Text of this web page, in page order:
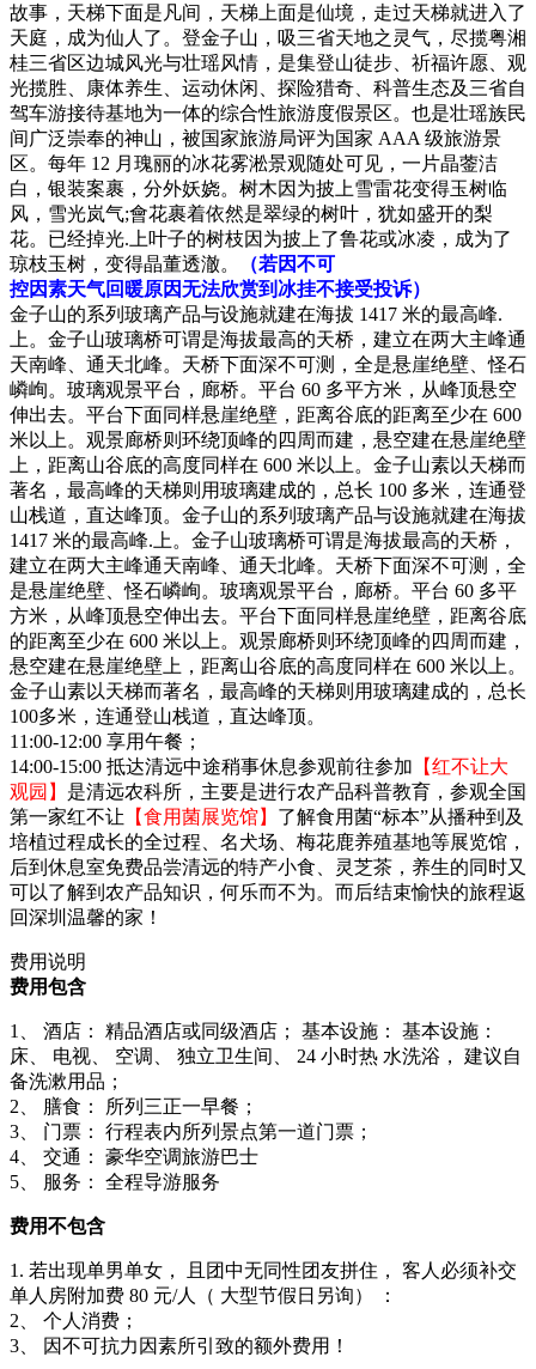
故事，天梯下面是凡间，天梯上面是仙境，走过天梯就进入了
天庭，成为仙人了。登金子山，吸三省天地之灵气，尽揽粤湘
桂三省区边城风光与壮瑶风情，是集登山徒步、祈福许愿、观
光揽胜、康体养生、运动休闲、探险猎奇、科普生态及三省自
驾车游接待基地为一体的综合性旅游度假景区。也是壮瑶族民
间广泛崇奉的神山，被国家旅游局评为国家 AAA 级旅游景
区。每年 12 月瑰丽的冰花雾淞景观随处可见，一片晶蓥洁
白，银装案裹，分外妖娆。树木因为披上雪雷花变得玉树临
风，雪光岚气;會花裹着依然是翠绿的树叶，犹如盛开的梨
花。已经掉光.上叶子的树枝因为披上了鲁花或冰凌，成为了
琼枝玉树，变得晶董透澈。
（若因不可
控因素天气回暖原因无法欣赏到冰挂不接受投诉）
金子山的系列玻璃产品与设施就建在海拔 1417 米的最高峰.
上。金子山玻璃桥可谓是海拔最高的天桥，建立在两大主峰通
天南峰、通天北峰。天桥下面深不可测，全是悬崖绝壁、怪石
嶙峋。玻璃观景平台，廊桥。平台 60 多平方米，从峰顶悬空
伸出去。平台下面同样悬崖绝壁，距离谷底的距离至少在 600
米以上。观景廊桥则环绕顶峰的四周而建，悬空建在悬崖绝壁
上，距离山谷底的高度同样在 600 米以上。金子山素以天梯而
著名，最高峰的天梯则用玻璃建成的，总长 100 多米，连通登
山栈道，直达峰顶。金子山的系列玻璃产品与设施就建在海拔
1417 米的最高峰.上。金子山玻璃桥可谓是海拔最高的天桥，
建立在两大主峰通天南峰、通天北峰。天桥下面深不可测，全
是悬崖绝壁、怪石嶙峋。玻璃观景平台，廊桥。平台 60 多平
方米，从峰顶悬空伸出去。平台下面同样悬崖绝壁，距离谷底
的距离至少在 600 米以上。观景廊桥则环绕顶峰的四周而建，
悬空建在悬崖绝壁上，距离山谷底的高度同样在 600 米以上。
金子山素以天梯而著名，最高峰的天梯则用玻璃建成的，总长
100多米，连通登山栈道，直达峰顶。
11:00-12:00 享用午餐；
14:00-15:00 抵达清远中途稍事休息参观前往参加 【红不让大
观园】 是清远农科所，主要是进行农产品科普教育，参观全国
第一家红不让 【食用菌展览馆】 了解食用菌“标本”从播种到及
培植过程成长的全过程、名犬场、梅花鹿养殖基地等展览馆，
后到休息室免费品尝清远的特产小食、灵芝茶，养生的同时又
可以了解到农产品知识，何乐而不为。而后结束愉快的旅程返
回深圳温馨的家！
费用说明
费用包含
1、 酒店： 精品酒店或同级酒店； 基本设施： 基本设施：
床、 电视、 空调、 独立卫生间、 24 小时热 水洗浴， 建议自
备洗漱用品；
2、 膳食： 所列三正一早餐；
3、 门票： 行程表内所列景点第一道门票；
4、 交通： 豪华空调旅游巴士
5、 服务： 全程导游服务
费用不包含
1. 若出现单男单女， 且团中无同性团友拼住， 客人必须补交
单人房附加费 80 元/人（ 大型节假日另询） ：
2、 个人消费；
3、 因不可抗力因素所引致的额外费用！